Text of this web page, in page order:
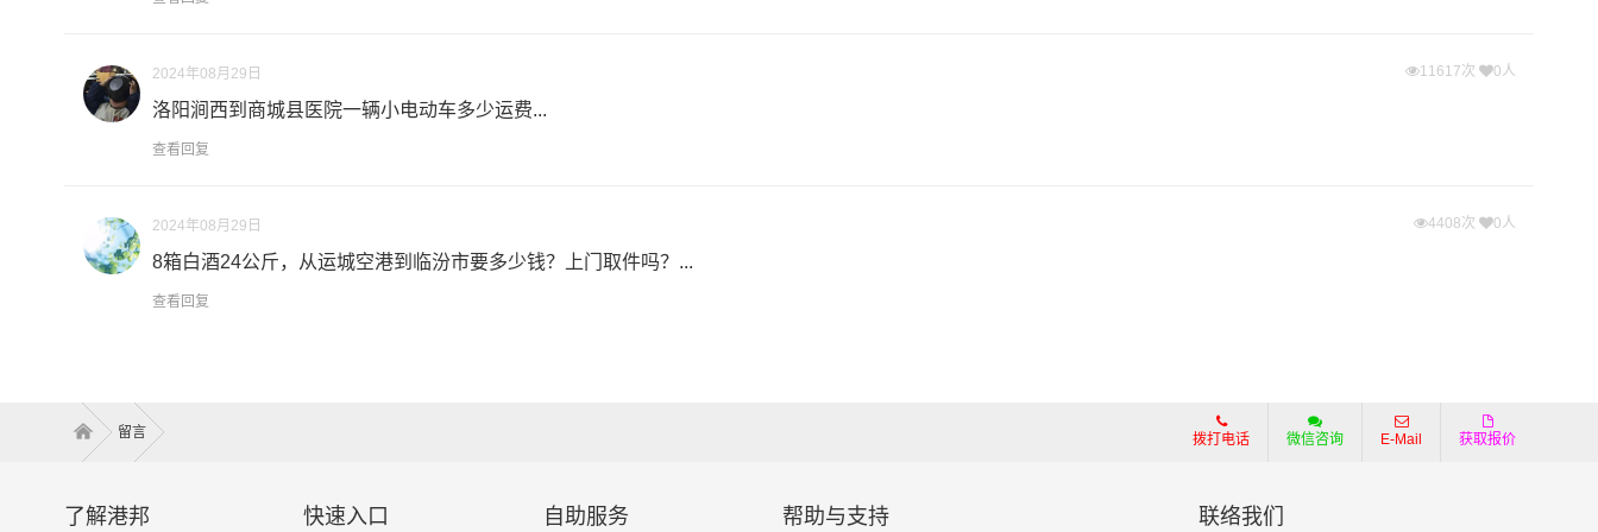
2024年08月29日 11617次 0人
洛阳涧西到商城县医院一辆小电动车多少运费...
查看回复
2024年08月29日 4408次 0人
8箱白酒24公斤，从运城空港到临汾市要多少钱？上门取件吗？...
查看回复
留言 拨打电话 微信咨询 E-Mail 获取报价
了解港邦 快速入口 自助服务 帮助与支持 联络我们